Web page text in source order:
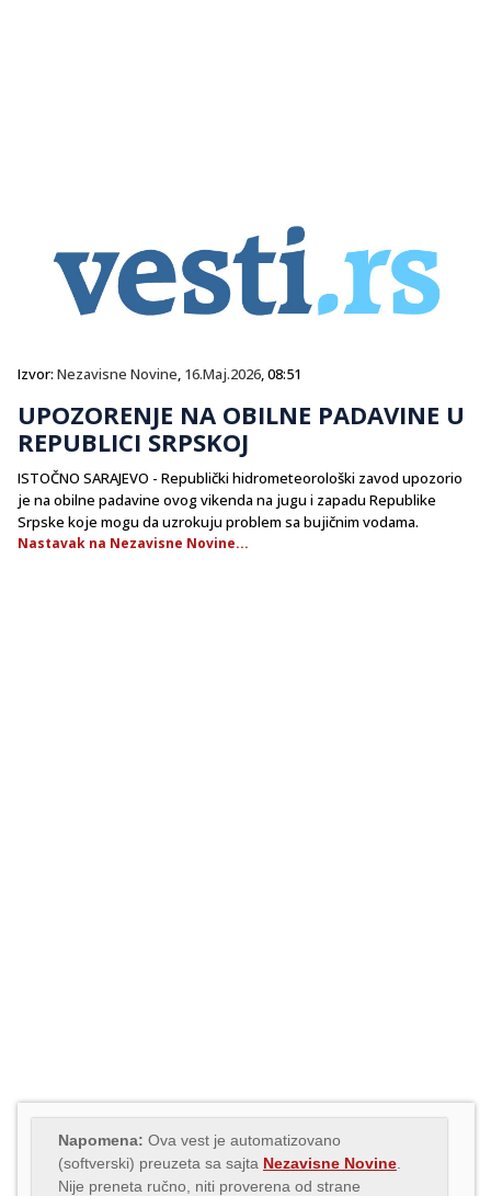
Izvor: Nezavisne Novine, 16.Maj.2026, 08:51
UPOZORENJE NA OBILNE PADAVINE U
REPUBLICI SRPSKOJ
ISTOČNO SARAJEVO - Republički hidrometeorološki zavod upozorio
je na obilne padavine ovog vikenda na jugu i zapadu Republike
Srpske koje mogu da uzrokuju problem sa bujičnim vodama.
Nastavak na Nezavisne Novine...
Napomena: Ova vest je automatizovano
(softverski) preuzeta sa sajta Nezavisne Novine
Nije preneta ručno, niti proverena od strane